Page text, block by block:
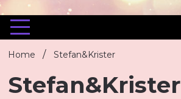
Home Stefan&Krister
Stefan&Krister